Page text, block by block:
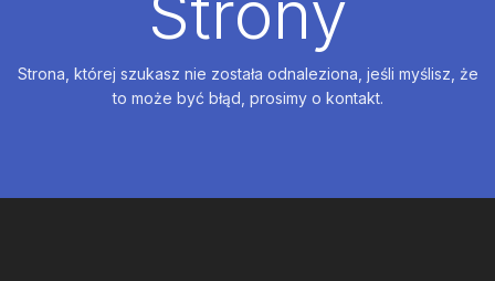
Strona, której szukasz nie została odnaleziona, jeśli myślisz, że
to może być błąd, prosimy o kontakt.